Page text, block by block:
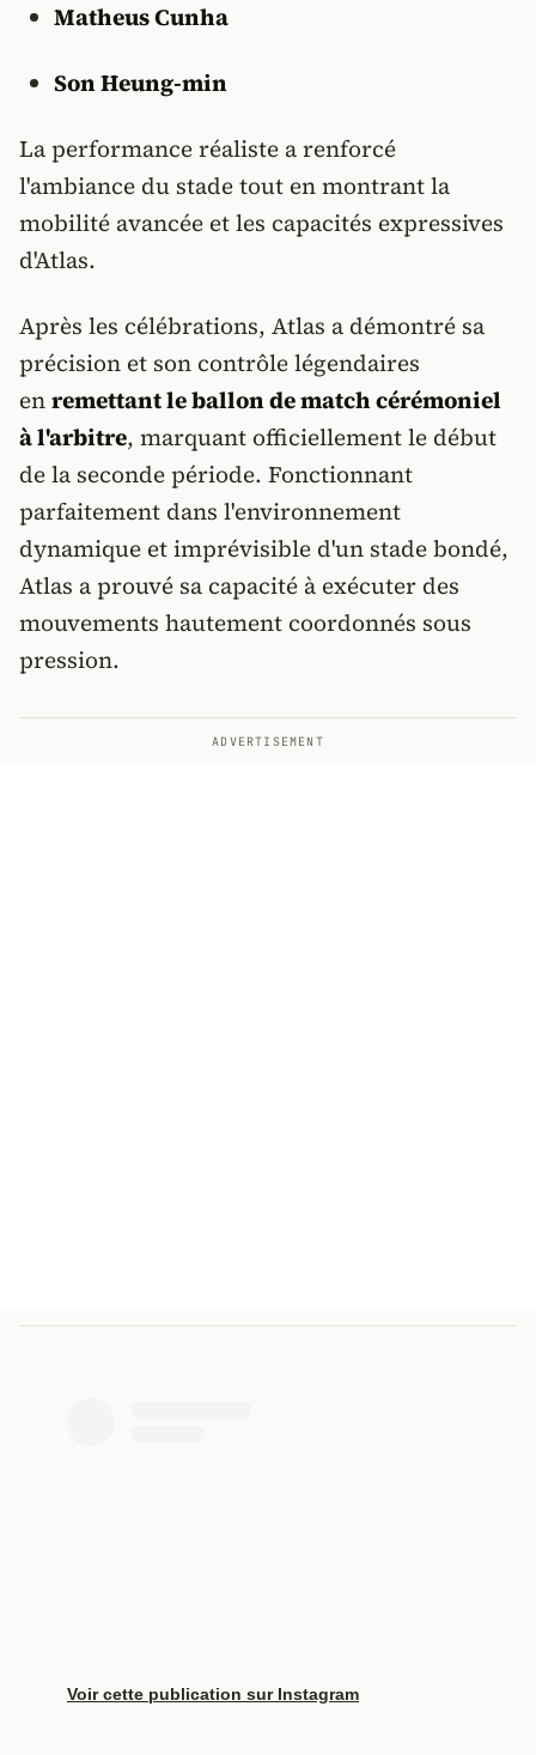
Matheus Cunha
Son Heung-min
La performance réaliste a renforcé
l'ambiance du stade tout en montrant la
mobilité avancée et les capacités expressives
d'Atlas.
Après les célébrations, Atlas a démontré sa
précision et son contrôle légendaires
enremettant le ballon de match cérémoniel
à l'arbitre, marquant officiellement le début
de la seconde période. Fonctionnant
parfaitement dans l'environnement
dynamique et imprévisible d'un stade bondé,
Atlas a prouvé sa capacité à exécuter des
mouvements hautement coordonnés sous
pression.
ADVERTISEMENT
Voir cette publication sur Instagram